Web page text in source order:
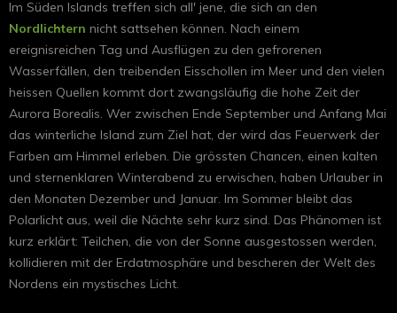
Im Süden Islands treffen sich all' jene, die sich an den
Nordlichtern nicht sattsehen können. Nach einem
ereignisreichen Tag und Ausflügen zu den gefrorenen
Wasserfällen, den treibenden Eisschollen im Meer und den vielen
heissen Quellen kommt dort zwangsläufig die hohe Zeit der
Aurora Borealis. Wer zwischen Ende September und Anfang Mai
das winterliche Island zum Ziel hat, der wird das Feuerwerk der
Farben am Himmel erleben. Die grössten Chancen, einen kalten
und sternenklaren Winterabend zu erwischen, haben Urlauber in
den Monaten Dezember und Januar. Im Sommer bleibt das
Polarlicht aus, weil die Nächte sehr kurz sind. Das Phänomen ist
kurz erklärt: Teilchen, die von der Sonne ausgestossen werden,
kollidieren mit der Erdatmosphäre und bescheren der Welt des
Nordens ein mystisches Licht.